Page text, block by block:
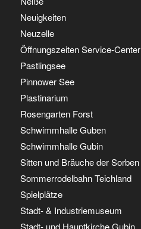
Neuigkeiten
Neuzelle
Öffnungszeiten Service-Center
Pastlingsee
Pinnower See
Plastinarium
Rosengarten Forst
Schwimmhalle Guben
Schwimmhalle Gubin
Sitten und Bräuche der Sorben
Sommerrodelbahn Teichland
Spielplätze
Stadt- & Industriemuseum
Stadt- und Hauptkirche Gubin